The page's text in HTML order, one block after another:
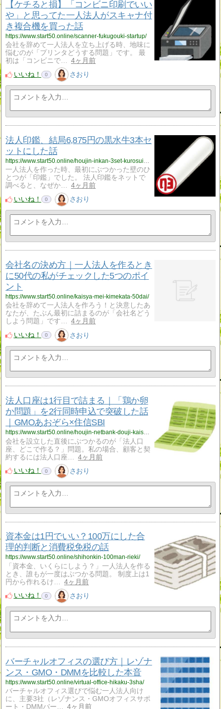
【ケチると損】「コンビニ印刷でいい
や」と思ってた一人法人がスキャナ付
き複合機を買った話
https://www.start50.online/scanner-fukugouki-startup/
会社を辞めて一人法人を立ち上げる時、地味に
悩むのが「プリンタどうする問題」です。 最
初は「コンビニで…
4ヶ月前
いいね！
0 さおり
法人印鑑、結局6,875円の黒水牛3本セ
ットにした話
一人法人を作った時、最初にぶつかった壁のひ
とつが「印鑑」でした。 法人印鑑をネットで
調べると、なぜか…
4ヶ月前
いいね！
0 さおり
会社名の決め方｜一人法人を作るとき
に50代の私がチェックした5つのポイ
ント
https://www.start50.online/kaisya-mei-kimekata-50dai/
会社を辞めて一人法人を作ろう！と決意したあ
なたが、たぶん最初に詰まるのが「会社名どう
しよう問題」です…
4ヶ月前
いいね！
0 さおり
法人口座は1行目で詰まる｜「鶏か卵
か問題」を2行同時申込で突破した話
｜GMOあおぞら×住信SBI
https://www.start50.online/houjin-netbank-douji-kaisetsu/
会社を設立した直後にぶつかるのが「法人口
座、どこで作る？」問題。私の場合、顧客と契
約するには法人口座…
4ヶ月前
いいね！
0 さおり
資本金は1円でいい？100万にした合
理的判断と消費税免税の話
https://www.start50.online/shihonkin-100man-rieki/
「資本金、いくらにしよう？」一人法人を作る
とき、誰もが一度はぶつかる問題。 制度上は1
円から作れるけ…
4ヶ月前
いいね！
0 さおり
バーチャルオフィスの選び方｜レゾナ
ンス・GMO・DMMを比較した本音
https://www.start50.online/virtual-office-hikaku-3sha/
バーチャルオフィス選びで悩む一人法人向け
に、主要3社（レゾナンス・GMOオフィスサポ
ート・DMMバー…
4ヶ月前